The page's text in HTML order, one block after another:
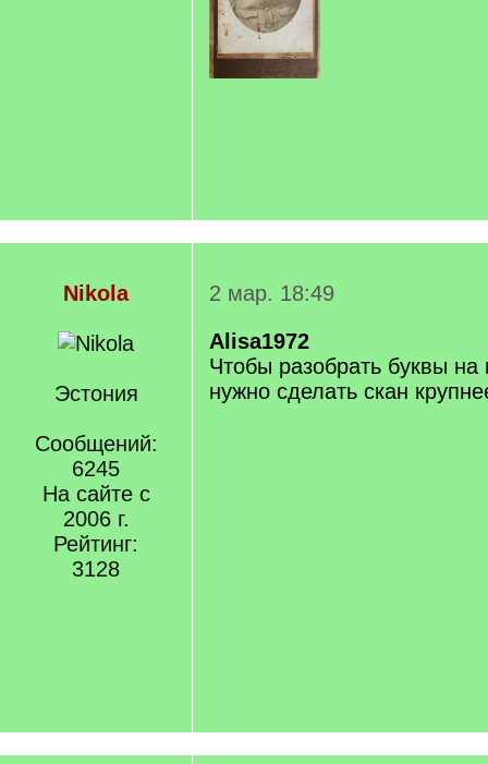
Nikola
Эстония
Сообщений:
6245
На сайте с
2006 г.
Рейтинг:
3128
2 мар. 18:49
Alisa1972
Чтобы разобрать буквы на
нужно сделать скан